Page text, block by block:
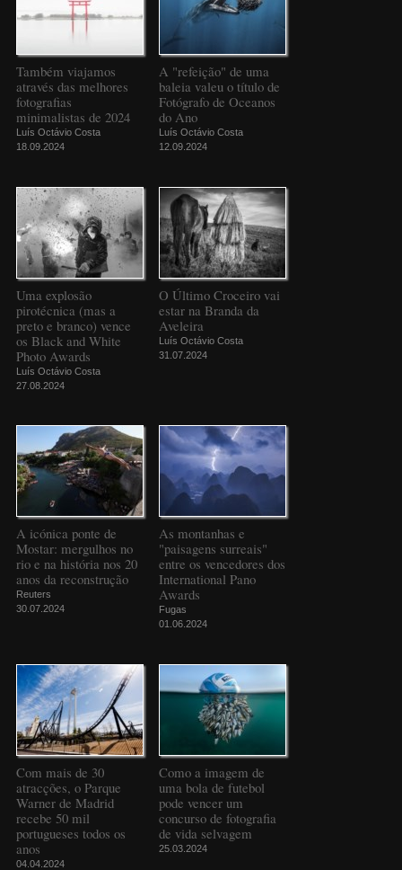
Também viajamos
através das melhores
fotografias
minimalistas de 2024
Luís Octávio Costa
18.09.2024
A "refeição" de uma
baleia valeu o título de
Fotógrafo de Oceanos
do Ano
Luís Octávio Costa
12.09.2024
Uma explosão
pirotécnica (mas a
preto e branco) vence
os Black and White
Photo Awards
Luís Octávio Costa
27.08.2024
O Último Croceiro vai
estar na Branda da
Aveleira
Luís Octávio Costa
31.07.2024
A icónica ponte de
Mostar: mergulhos no
rio e na história nos 20
anos da reconstrução
Reuters
30.07.2024
As montanhas e
"paisagens surreais"
entre os vencedores dos
International Pano
Awards
Fugas
01.06.2024
Com mais de 30
atracções, o Parque
Warner de Madrid
recebe 50 mil
portugueses todos os
anos
04.04.2024
Como a imagem de
uma bola de futebol
pode vencer um
concurso de fotografia
de vida selvagem
25.03.2024